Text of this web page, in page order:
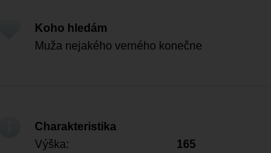
Koho hledám
Muža nejakého verného konečne
Charakteristika
Výška:
165